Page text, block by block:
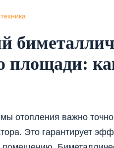
площади:
отопления важно точно
Это гарантирует